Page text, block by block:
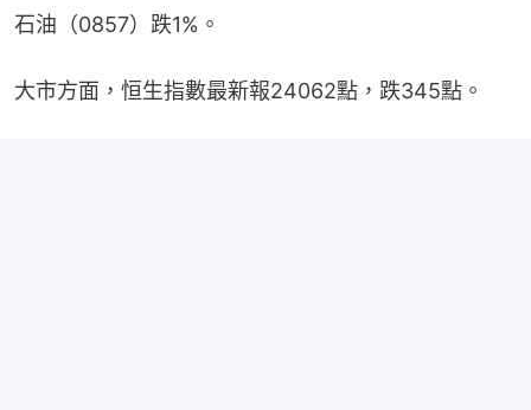
石油（0857）跌1%。
大市方面，恒生指數最新報24062點，跌345點。